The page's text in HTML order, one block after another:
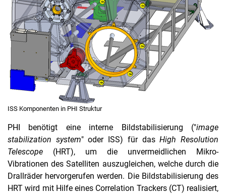
ISS Komponenten in PHI Struktur
PHI benötigt eine interne Bildstabilisierung ("image
stabilization system" oder ISS) für dasHigh Resolution
Telescope (HRT), um die unvermeidlichen Mikro-
Vibrationen des Satelliten auszugleichen, welche durch die
Drallräder hervorgerufen werden. Die Bildstabilisierung des
HRT wird mit Hilfe eines Correlation Trackers (CT) realisiert,